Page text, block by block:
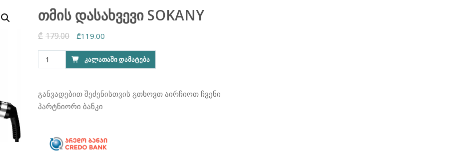
თმის დასახვევი SOKANY
₾ 179.00
Original
price
was:
₾119.00
price
is:
რაოდენობა:
თმის
SOKANY
ᲙᲐᲚᲐᲗᲐᲨᲘ ᲓᲐᲛᲐᲢᲔᲑᲐ
განვადებით შეძენისთვის გთხოვთ აირჩიოთ ჩვენი
პარტნიორი ბანკი